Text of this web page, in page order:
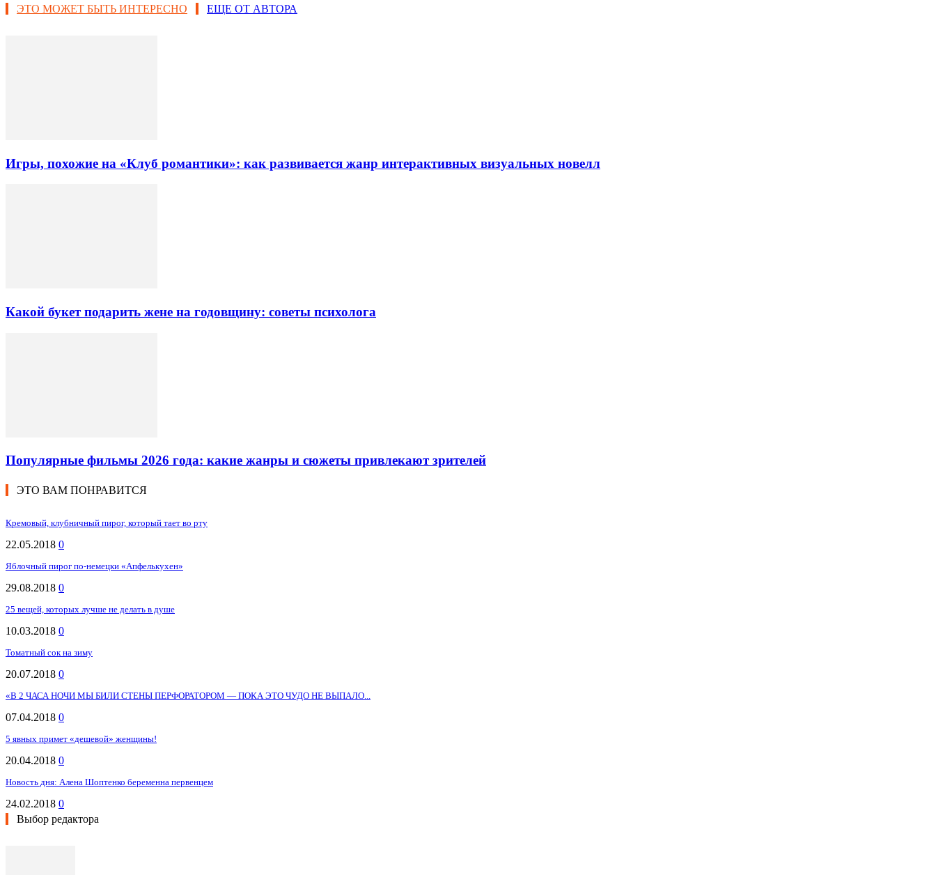
ЭТО МОЖЕТ БЫТЬ ИНТЕРЕСНО
ЕЩЕ ОТ АВТОРА
Игры, похожие на «Клуб романтики»: как развивается жанр интерактивных визуальных новелл
Какой букет подарить жене на годовщину: советы психолога
Популярные фильмы 2026 года: какие жанры и сюжеты привлекают зрителей
ЭТО ВАМ ПОНРАВИТСЯ
Кремовый, клубничный пирог, который тает во рту
22.05.2018 0
Яблочный пирог по-немецки «Апфелькухен»
29.08.2018 0
25 вещей, которых лучше не делать в душе
10.03.2018 0
Томатный сок на зиму
20.07.2018 0
«В 2 ЧАСА НОЧИ МЫ БИЛИ СТЕНЫ ПЕРФОРАТОРОМ — ПОКА ЭТО ЧУДО НЕ ВЫПАЛО...
07.04.2018 0
5 явных примет «дешевой» женщины!
20.04.2018 0
Новость дня: Алена Шоптенко беременна первенцем
24.02.2018 0
Выбор редактора